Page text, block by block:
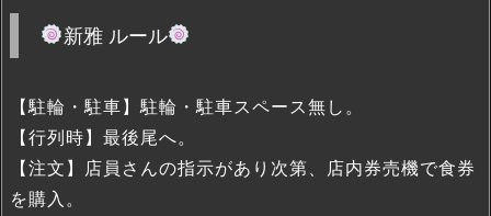
新雅 ルール
【駐輪・駐車】駐輪・駐車スペース無し。
【行列時】最後尾へ。
【注文】店員さんの指示があり次第、店内券売機で食券
を購入。